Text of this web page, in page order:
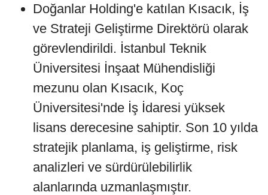
Doğanlar Holding'e katılan Kısacık, İş
ve Strateji Geliştirme Direktörü olarak
görevlendirildi. İstanbul Teknik
Üniversitesi İnşaat Mühendisliği
mezunu olan Kısacık, Koç
Üniversitesi'nde İş İdaresi yüksek
lisans derecesine sahiptir. Son 10 yılda
stratejik planlama, iş geliştirme, risk
analizleri ve sürdürülebilirlik
alanlarında uzmanlaşmıştır.